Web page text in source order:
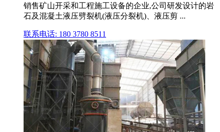
销售矿山开采和工程施工设备的企业,公司研发设计的岩
石及混凝土液压劈裂机(液压分裂机)、液压剪 ...
联系电话: 180 3780 8511